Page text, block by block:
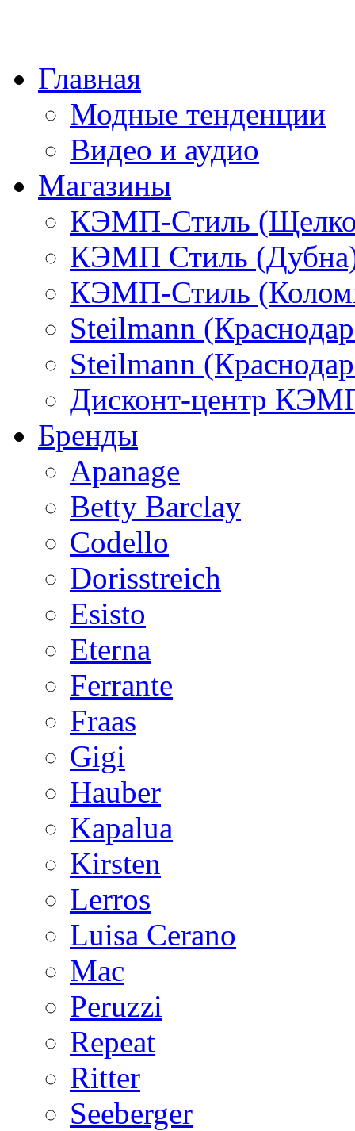
Главная
Модные тенденции
Видео и аудио
Магазины
КЭМП-Стиль
КЭМП Стиль
КЭМП-Стиль
Steilmann
Steilmann
Дисконт-центр
Бренды
Apanage
Betty Barclay
Codello
Dorisstreich
Esisto
Eterna
Ferrante
Fraas
Gigi
Hauber
Kapalua
Kirsten
Lerros
Luisa Cerano
Mac
Peruzzi
Repeat
Ritter
Seeberger